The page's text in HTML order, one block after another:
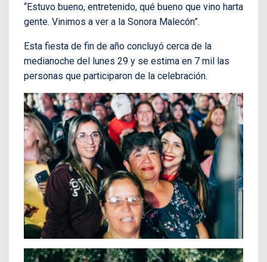
“Estuvo bueno, entretenido, qué bueno que vino harta
gente. Vinimos a ver a la Sonora Malecón”.
Esta fiesta de fin de año concluyó cerca de la
medianoche del lunes 29 y se estima en 7 mil las
personas que participaron de la celebración.